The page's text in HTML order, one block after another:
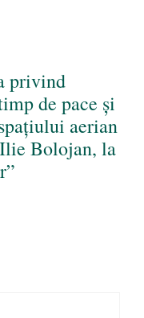
privind
de pace și
aerian
Bolojan, la